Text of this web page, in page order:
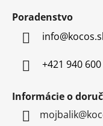
Poradenstvo
info@
+421 940
Informácie o